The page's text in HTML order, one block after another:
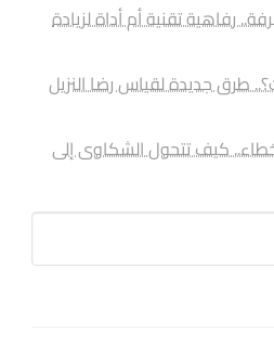
رفاهية تقنية أم أداة لزيادة
طرق جديدة لقياس رضا النزيل
كيف تتحول الشكاوى إلى